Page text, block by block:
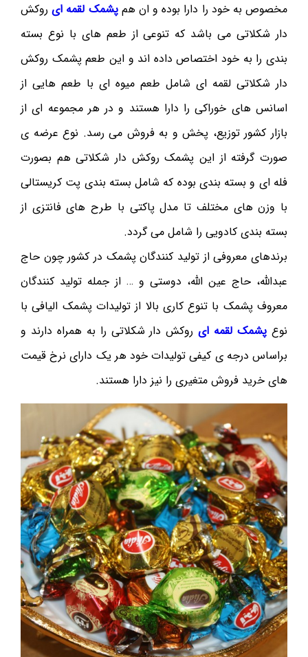
مخصوص به خود را دارا بوده و ان همپشمک لقمه ایروکش
دار شکلاتی می باشد که تنوعی از طعم های با نوع بسته
بندی را به خود اختصاص داده اند و این طعم پشمک روکش
دار شکلاتی لقمه ای شامل طعم میوه ای با طعم هایی از
اسانس های خوراکی را دارا هستند و در هر مجموعه ای از
بازار کشور توزیع، پخش و به فروش می رسد. نوع عرضه ی
صورت گرفته از این پشمک روکش دار شکلاتی هم بصورت
فله ای و بسته بندی بوده که شامل بسته بندی پت کریستالی
با وزن های مختلف تا مدل پاکتی با طرح های فانتزی از
بسته بندی کادویی را شامل می گردد.
برندهای معروفی از تولید کنندگان پشمک در کشور چون حاج
عبدالله، حاج عین الله، دوستی و … از جمله تولید کنندگان
معروف پشمک با تنوع کاری بالا از تولیدات پشمک الیافی با
نوع پشمک لقمه ایروکش دار شکلاتی را به همراه دارند و
براساس درجه ی کیفی تولیدات خود هر یک دارای نرخ قیمت
های خرید فروش متغیری را نیز دارا هستند.